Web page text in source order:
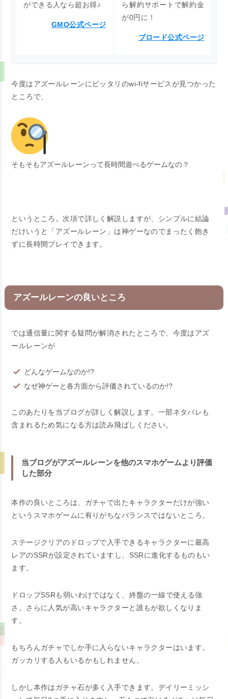
ができる人なら超お得♪
GMO公式ページ
ら解約サポートで解約金
が0円に！
ブロード公式ページ
今度はアズールレーンにピッタリのwi-fiサービスが見つかった
ところで、
そもそもアズールレーンって長時間遊べるゲームなの？
というところ。次項で詳しく解説しますが、シンプルに結論
だけいうと「アズールレーン」は神ゲーなのでまったく飽き
ずに長時間プレイできます。
アズールレーンの良いところ
では通信量に関する疑問が解消されたところで、今度はアズ
ールレーンが
どんなゲームなのか!?
なぜ神ゲーと各方面から評価されているのか!?
このあたりを当ブログが詳しく解説します。一部ネタバレも
含まれるため気になる方は読み飛ばしください。
当ブログがアズールレーンを他のスマホゲームより評価
した部分
本作の良いところは、ガチャで出たキャラクターだけが強い
というスマホゲームに有りがちなバランスではないところ。
ステージクリアのドロップで入手できるキャラクターに最高
レアのSSRが設定されていますし、SSRに進化するものもい
ます。
ドロップSSRも弱いわけではなく、終盤の一線で使える強
さ。さらに人気が高いキャラクターと誰もが欲しくなりま
す。
もちろんガチャでしか手に入らないキャラクターはいます。
ガッカリする人もいるかもしれません。
しかし本作はガチャ石が多く入手できます。デイリーミッシ